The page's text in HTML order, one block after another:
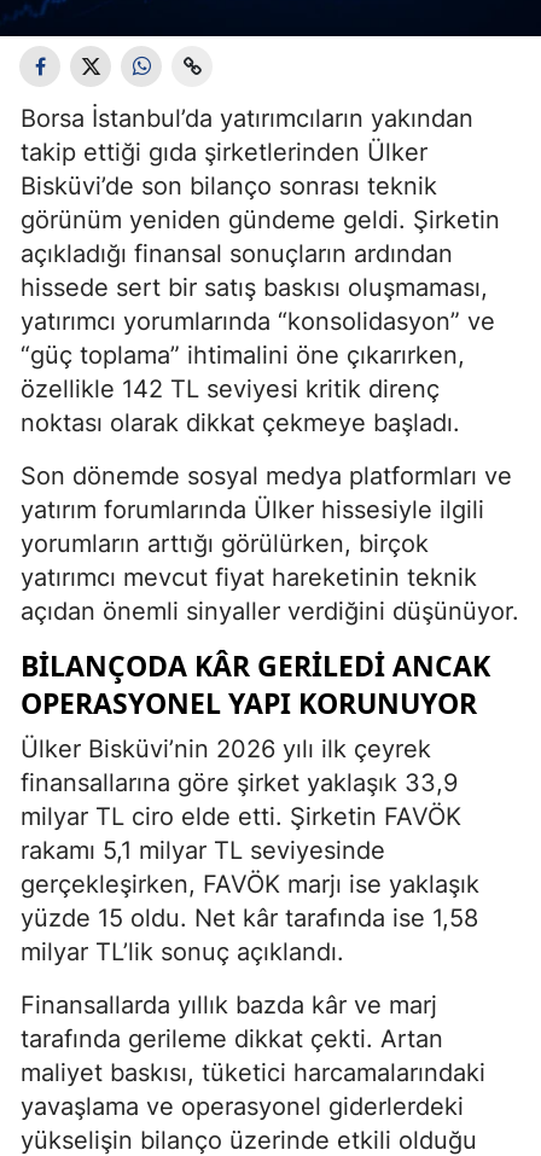
Borsa İstanbul’da yatırımcıların yakından
takip ettiği gıda şirketlerinden Ülker
Bisküvi’de son bilanço sonrası teknik
görünüm yeniden gündeme geldi. Şirketin
açıkladığı finansal sonuçların ardından
hissede sert bir satış baskısı oluşmaması,
yatırımcı yorumlarında “konsolidasyon” ve
“güç toplama” ihtimalini öne çıkarırken,
özellikle 142 TL seviyesi kritik direnç
noktası olarak dikkat çekmeye başladı.
Son dönemde sosyal medya platformları ve
yatırım forumlarında Ülker hissesiyle ilgili
yorumların arttığı görülürken, birçok
yatırımcı mevcut fiyat hareketinin teknik
açıdan önemli sinyaller verdiğini düşünüyor.
BILANÇODA KÂR GERILEDI ANCAK
OPERASYONEL YAPI KORUNUYOR
Ülker Bisküvi’nin 2026 yılı ilk çeyrek
finansallarına göre şirket yaklaşık 33,9
milyar TL ciro elde etti. Şirketin FAVÖK
rakamı 5,1 milyar TL seviyesinde
gerçekleşirken, FAVÖK marjı ise yaklaşık
yüzde 15 oldu. Net kâr tarafında ise 1,58
milyar TL’lik sonuç açıklandı.
Finansallarda yıllık bazda kâr ve marj
tarafında gerileme dikkat çekti. Artan
maliyet baskısı, tüketici harcamalarındaki
yavaşlama ve operasyonel giderlerdeki
yükselişin bilanço üzerinde etkili olduğu